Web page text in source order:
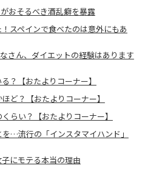
おそるべき酒乱癖を暴露
スペインで食べたのは意外にもあ
さん、ダイエットの経験はあります
？【おたよりコーナー】
ど？【おたよりコーナー】
らい？【おたよりコーナー】
…流行の「インスタマイハンド」
にモテる本当の理由